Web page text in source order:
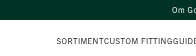
Om
SORTIMENTCUSTOM FITTING